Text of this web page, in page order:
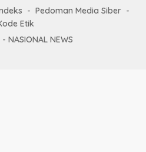
Pedoman Media Siber
Etik
- NASIONAL NEWS